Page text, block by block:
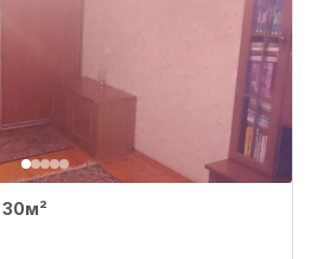
30м²